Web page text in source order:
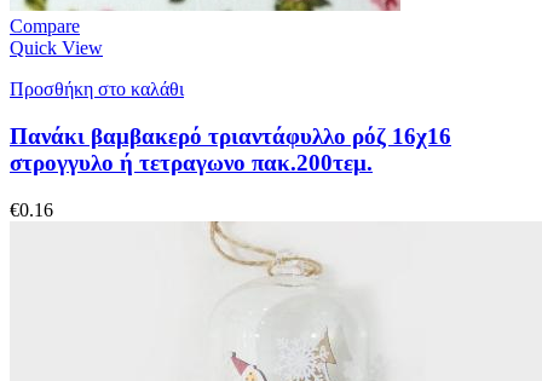
Compare
Quick View
Προσθήκη στο καλάθι
Πανάκι βαμβακερό τριαντάφυλλο ρόζ 16χ16
στρογγυλο ή τετραγωνο πακ.200τεμ.
€0.16